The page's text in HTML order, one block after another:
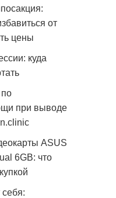
от
цены
куда
при выводе
ASUS
6GB: что
себя: